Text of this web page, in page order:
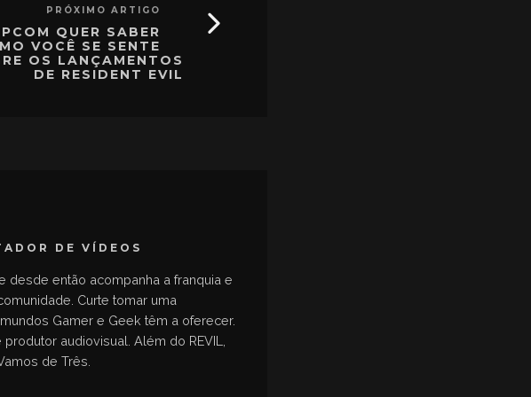
PRÓXIMO ARTIGO
QUER SABER
VOCÊ SE SENTE
OS LANÇAMENTOS
DE RESIDENT EVIL
DE VÍDEOS
desde então acompanha a franquia e
Curte tomar uma
Gamer e Geek têm a oferecer.
audiovisual. Além do REVIL,
de Três.